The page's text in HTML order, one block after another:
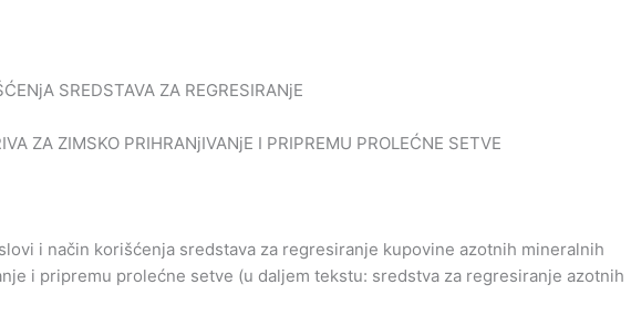
SREDSTAVA ZA REGRESIRANjE
ZA ZIMSKO PRIHRANjIVANjE I PRIPREMU PROLEĆNE SETVE
i način korišćenja sredstava za regresiranje kupovine azotnih mineralnih
i pripremu prolećne setve (u daljem tekstu: sredstva za regresiranje azotnih